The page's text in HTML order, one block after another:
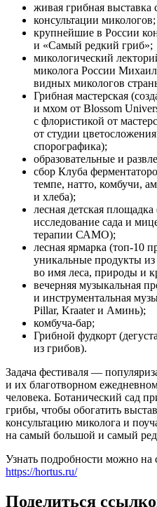
живая грибная выставка
консультации микологов;
крупнейшие в России
и «Самый редкий гриб»;
микологический
миколога России
видных микологов
Грибная мастерская
и мхом от Blossom
с флористикой от
от студии
спорографика);
образовательные и
сбор Клуба
темпе, натто, комбучи,
и хлеба);
лесная детская
исследование сада и
терапии САМО);
лесная ярмарка (топ-10
уникальные продукты
во имя леса, природы и
вечерняя музыкальная
и инструментальная
Pillar, Kraater и Аминь);
комбуча-бар;
Грибной фудкорт
из грибов).
Задача фестиваля —
и их благотворном
человека. Ботанический сад
грибы, чтобы обогатить
консультацию миколога и
на самый большой и самый
Узнать подробности можно на
https://hortus.ru/
Поделиться